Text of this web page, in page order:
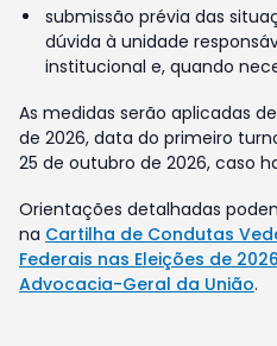
submissão prévia das
dúvida à unidade
institucional e, quando
As medidas serão aplicadas
de 2026, data do primeiro
25 de outubro de 2026, caso
Orientações detalhadas
na Cartilha de Condutas
Federais nas Eleições de
Advocacia-Geral da União.